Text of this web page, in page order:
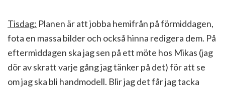
Tisdag: Planen är att jobba hemifrån på förmiddagen,
fota en massa bilder och också hinna redigera dem. På
eftermiddagen ska jag sen på ett möte hos Mikas (jag
dör av skratt varje gång jag tänker på det) för att se
om jag ska bli handmodell. Blir jag det får jag tacka